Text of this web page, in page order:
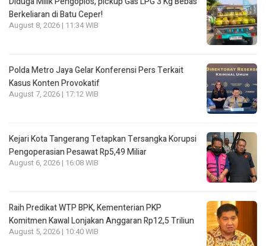
Berkeliaran di Batu Ceper!
August 8, 2026 | 11:34 WIB
Polda Metro Jaya Gelar Konferensi Pers Terkait
Kasus Konten Provokatif
August 7, 2026 | 17:12 WIB
Kejari Kota Tangerang Tetapkan Tersangka Korupsi
Pengoperasian Pesawat Rp5,49 Miliar
August 6, 2026 | 16:08 WIB
Raih Predikat WTP BPK, Kementerian PKP
Komitmen Kawal Lonjakan Anggaran Rp12,5 Triliun
August 5, 2026 | 10:40 WIB